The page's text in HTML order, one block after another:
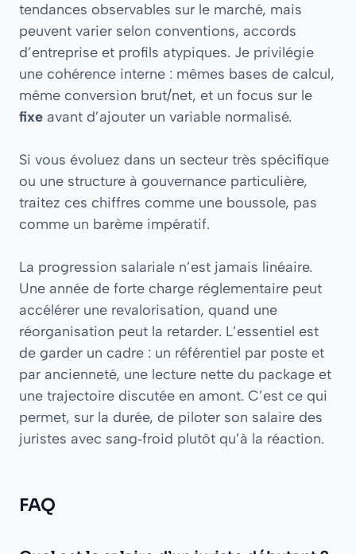
tendances observables sur le marché, mais
peuvent varier selon conventions, accords
d’entreprise et profils atypiques. Je privilégie
une cohérence interne : mêmes bases de calcul,
même conversion brut/net, et un focus sur le
fixe avant d’ajouter un variable normalisé.
Si vous évoluez dans un secteur très spécifique
ou une structure à gouvernance particulière,
traitez ces chiffres comme une boussole, pas
comme un barème impératif.
La progression salariale n’est jamais linéaire.
Une année de forte charge réglementaire peut
accélérer une revalorisation, quand une
réorganisation peut la retarder. L’essentiel est
de garder un cadre : un référentiel par poste et
par ancienneté, une lecture nette du package et
une trajectoire discutée en amont. C’est ce qui
permet, sur la durée, de piloter son salaire des
juristes avec sang‑froid plutôt qu’à la réaction.
FAQ